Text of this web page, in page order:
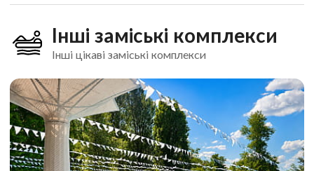
Інші заміські комплекси
Інші цікаві заміські комплекси